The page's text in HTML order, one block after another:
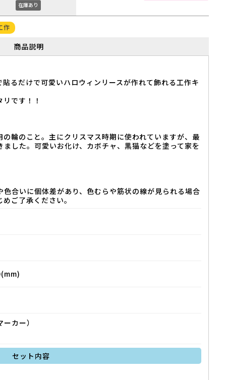
在庫あり
作
商品説明
るだけで可愛いハロウィンリースが作れて飾れる工作キ
です！！
輪のこと。主にクリスマス時期に使われていますが、最
した。可愛いお化け、カボチャ、黒猫などを塗って家を
合いに個体差があり、色むらや筋状の線が見られる場合
ご了承ください。
カー）
セット内容